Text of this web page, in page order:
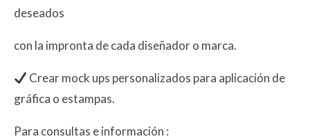
deseados
con la impronta de cada diseñador o marca.
Crear mock ups personalizados para aplicación de
gráfica o estampas.
Para consultas e información :